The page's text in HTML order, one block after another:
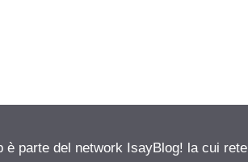
è parte del network IsayBlog! la cui rete